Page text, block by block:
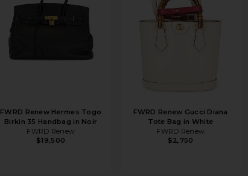
FWRD Renew Hermes Togo
Birkin 35 Handbag in Noir
FWRD Renew
$19,500
FWRD Renew Gucci Diana
Tote Bag in White
FWRD Renew
$2,750